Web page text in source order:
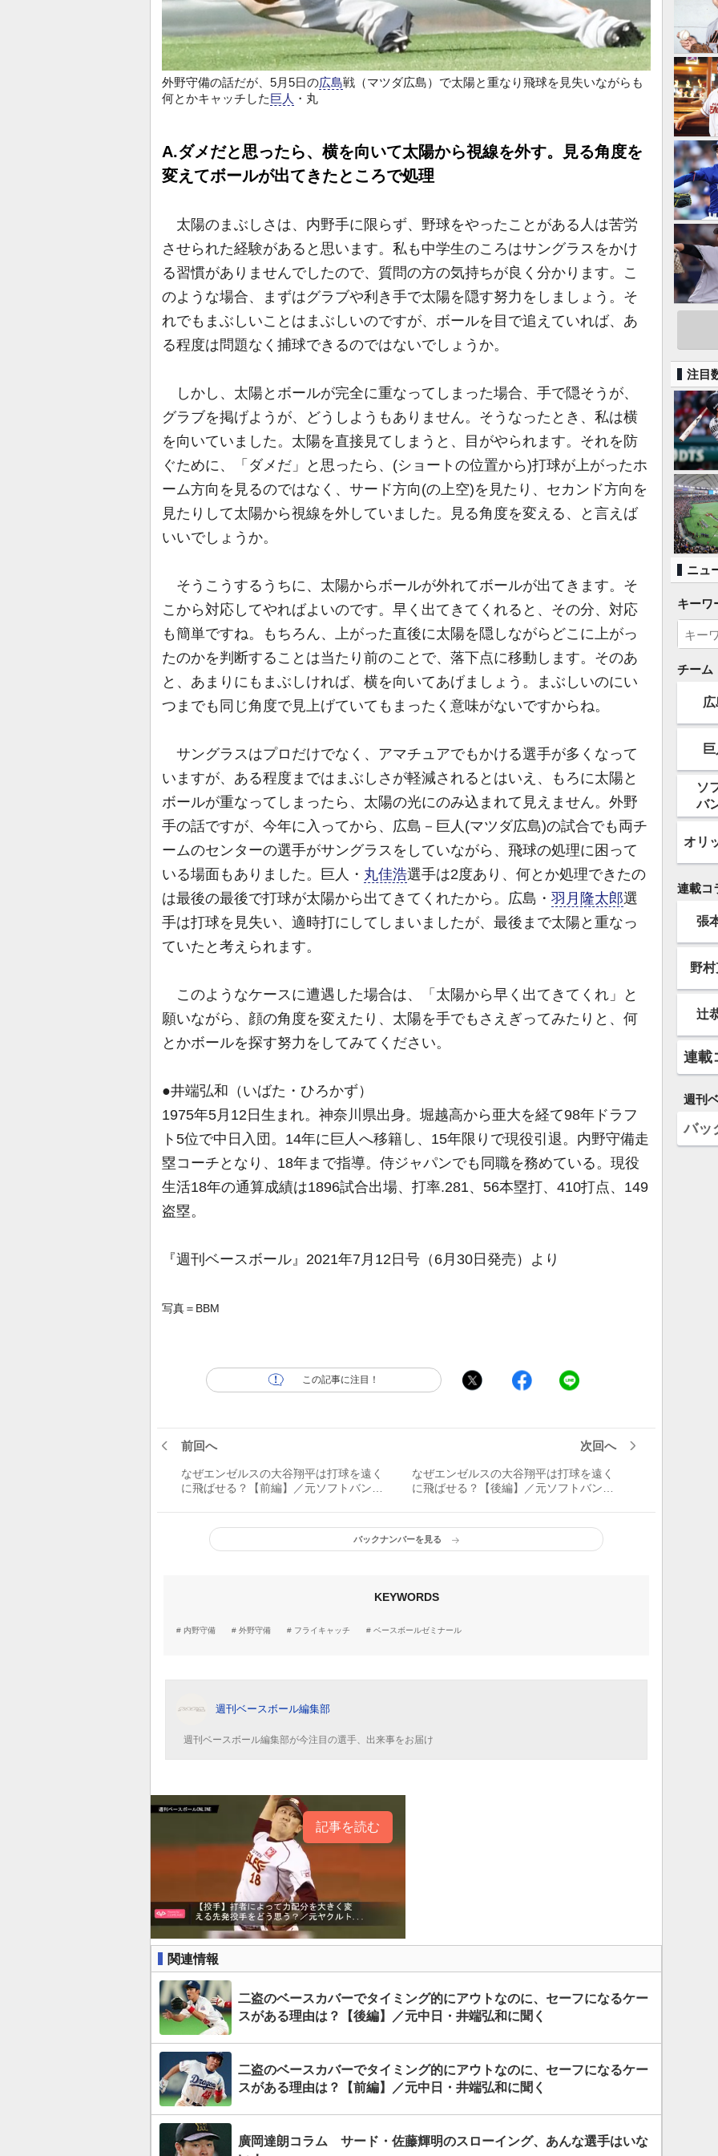
外野守備の話だが、5月5日の広島戦（マツダ広島）で太陽と重なり飛球を見失いながらも
何とかキャッチした 巨人 ・丸
A.ダメだと思ったら、横を向いて太陽から視線を外す。見る角度を
変えてボールが出てきたところで処理
太陽のまぶしさは、内野手に限らず、野球をやったことがある人は苦労
させられた経験があると思います。私も中学生のころはサングラスをかけ
る習慣がありませんでしたので、質問の方の気持ちが良く分かります。こ
のような場合、まずはグラブや利き手で太陽を隠す努力をしましょう。そ
れでもまぶしいことはまぶしいのですが、ボールを目で追えていれば、あ
る程度は問題なく捕球できるのではないでしょうか。
しかし、太陽とボールが完全に重なってしまった場合、手で隠そうが、
グラブを掲げようが、どうしようもありません。そうなったとき、私は横
を向いていました。太陽を直接見てしまうと、目がやられます。それを防
ぐために、「ダメだ」と思ったら、(ショートの位置から)打球が上がったホ
ーム方向を見るのではなく、サード方向(の上空)を見たり、セカンド方向を
見たりして太陽から視線を外していました。見る角度を変える、と言えば
いいでしょうか。
そうこうするうちに、太陽からボールが外れてボールが出てきます。そ
こから対応してやればよいのです。早く出てきてくれると、その分、対応
も簡単ですね。もちろん、上がった直後に太陽を隠しながらどこに上がっ
たのかを判断することは当たり前のことで、落下点に移動します。そのあ
と、あまりにもまぶしければ、横を向いてあげましょう。まぶしいのにい
つまでも同じ角度で見上げていてもまったく意味がないですからね。
サングラスはプロだけでなく、アマチュアでもかける選手が多くなって
いますが、ある程度まではまぶしさが軽減されるとはいえ、もろに太陽と
ボールが重なってしまったら、太陽の光にのみ込まれて見えません。外野
手の話ですが、今年に入ってから、広島－巨人(マツダ広島)の試合でも両チ
ームのセンターの選手がサングラスをしていながら、飛球の処理に困って
いる場面もありました。巨人・ 丸佳浩選手は2度あり、何とか処理できたの
は最後の最後で打球が太陽から出てきてくれたから。広島・ 羽月隆太郎選
手は打球を見失い、適時打にしてしまいましたが、最後まで太陽と重なっ
ていたと考えられます。
このようなケースに遭遇した場合は、「太陽から早く出てきてくれ」と
願いながら、顔の角度を変えたり、太陽を手でもさえぎってみたりと、何
とかボールを探す努力をしてみてください。
●井端弘和（いばた・ひろかず）
1975年5月12日生まれ。神奈川県出身。堀越高から亜大を経て98年ドラフ
ト5位で中日入団。14年に巨人へ移籍し、15年限りで現役引退。内野守備走
塁コーチとなり、18年まで指導。侍ジャパンでも同職を務めている。現役
生活18年の通算成績は1896試合出場、打率.281、56本塁打、410打点、149
盗塁。
『週刊ベースボール』2021年7月12日号（6月30日発売）より
写真＝BBM
この記事に注目！
前回へ
なぜエンゼルスの大谷翔平は打球を遠く
に飛ばせる？【前編】／元ソフトバン
次回へ
なぜエンゼルスの大谷翔平は打球を遠く
に飛ばせる？【後編】／元ソフトバン
バックナンバーを見る
KEYWORDS
内野守備 外野守備 フライキャッチ ベースボールゼミナール
週刊ベースボール編集部
週刊ベースボール編集部が今注目の選手、出来事をお届け
記事を読む
関連情報
二盗のベースカバーでタイミング的にアウトなのに、セーフになるケー
スがある理由は？【後編】／元中日・井端弘和に聞く
二盗のベースカバーでタイミング的にアウトなのに、セーフになるケー
スがある理由は？【前編】／元中日・井端弘和に聞く
廣岡達朗コラム サード・佐藤輝明のスローイング、あんな選手はいな
注目
ニュ
キーワ
チーム
広
ソ
バ
オリ
連載コ
張
野
辻
連載
週刊
バッ